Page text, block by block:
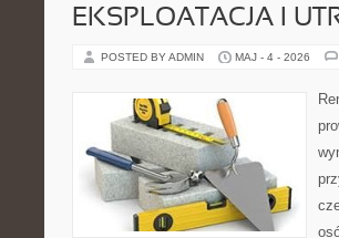
EKSPLOATACJA I
POSTED BY ADMIN MAJ - 4 - 2026